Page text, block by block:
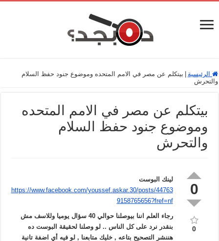
الرئيسية
بيتكلم عن مصر في الامم المتحده وموضوع جنود حفظ السلام
والتحرش
بيتكلم عن مصر في الامم المتحده
وموضوع جنود حفظ السلام
والتحرش
0
0
لينك البوست
https://www.facebook.com/youssef.askar.30/posts/44763
9158765656?fref=nf
رجاء العلم اننا بيوصلنا حوالي 40 سؤال يوميا وللاسف مش
بنقدر نرد على كل الناس .. لو وصلنا لحقيقة البوست ده
هننشر التصحيح بتاعه , خليك متابعنا , لو فيه أي اضفة تانية